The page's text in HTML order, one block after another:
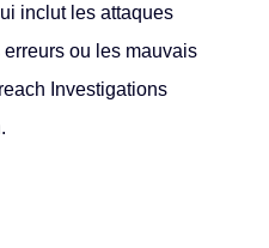
inclut les attaques
ou les mauvais
Investigations